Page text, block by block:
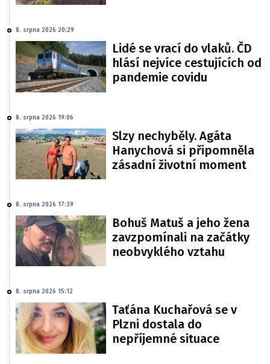
8. srpna 2026 20:29
Lidé se vrací do vlaků. ČD
hlásí nejvíce cestujících od
pandemie covidu
8. srpna 2026 19:06
Slzy nechyběly. Agáta
Hanychová si připomněla
zásadní životní moment
8. srpna 2026 17:39
Bohuš Matuš a jeho žena
zavzpomínali na začátky
neobvyklého vztahu
8. srpna 2026 15:12
Taťána Kuchařová se v
Plzni dostala do
nepříjemné situace